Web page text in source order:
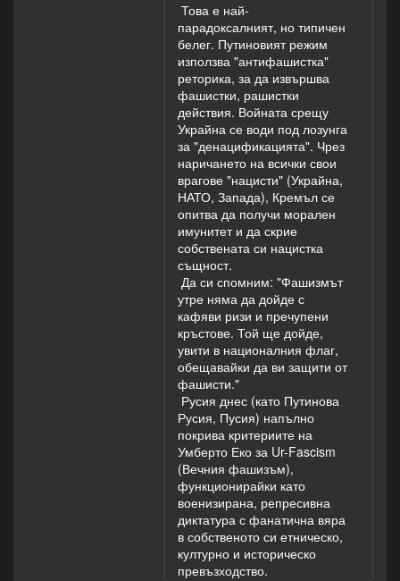
Това е най-
парадоксалният, но типичен
белег. Путиновият режим
използва "антифашистка"
реторика, за да извършва
фашистки, рашистки
действия. Войната срещу
Украйна се води под лозунга
за "денацификацията". Чрез
наричането на всички свои
врагове "нацисти" (Украйна,
НАТО, Запада), Кремъл се
опитва да получи морален
имунитет и да скрие
собствената си нацистка
същност.
Да си спомним: "Фашизмът
утре няма да дойде с
кафяви ризи и пречупени
кръстове. Той ще дойде,
увити в националния флаг,
обещавайки да ви защити от
фашисти."
Русия днес (като Путинова
Русия, Пусия) напълно
покрива критериите на
Умберто Еко за Ur-Fascism
(Вечния фашизъм),
функционирайки като
военизирана, репресивна
диктатура с фанатична вяра
в собственото си етническо,
културно и историческо
превъзходство.